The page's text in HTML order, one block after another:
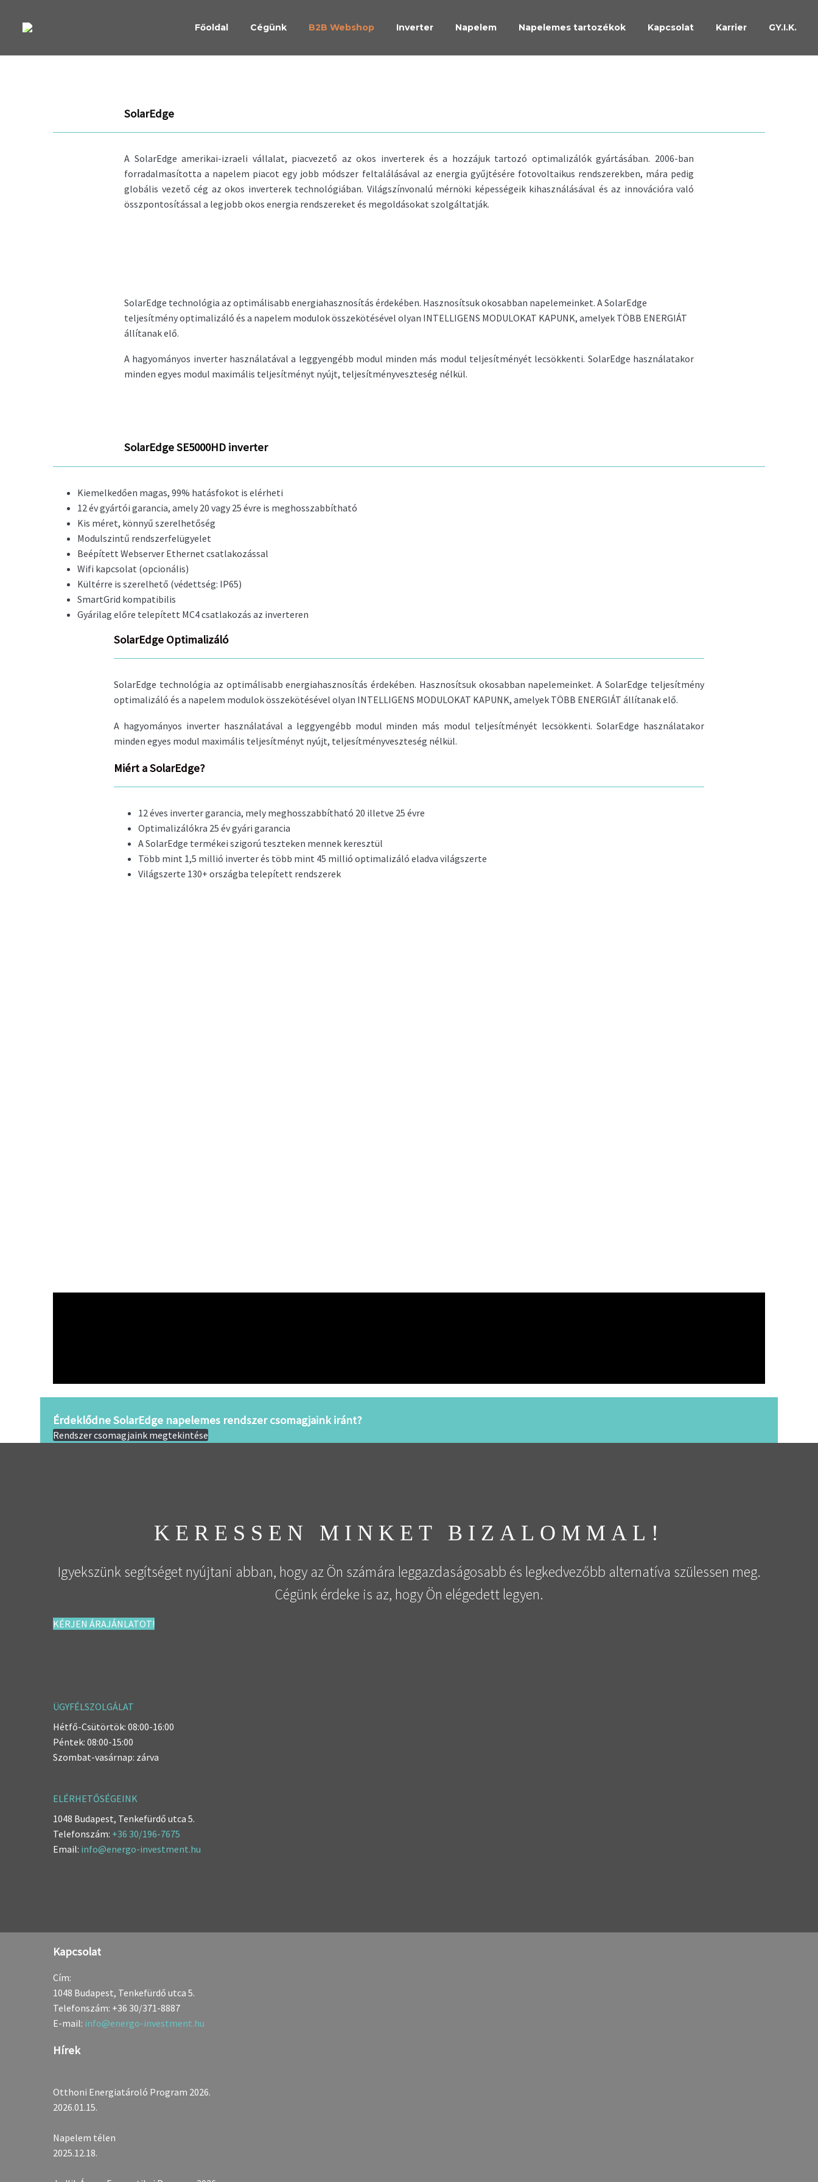
Főoldal Cégünk B2B Webshop Inverter Napelem Napelemes tartozékok Kapcsolat Karrier GY.I.K.
SolarEdge
A SolarEdge amerikai-izraeli vállalat, piacvezető az okos inverterek és a hozzájuk tartozó optimalizálók gyártásában. 2006-ban
forradalmasította a napelem piacot egy jobb módszer feltalálásával az energia gyűjtésére fotovoltaikus rendszerekben, mára pedig
globális vezető cég az okos inverterek technológiában. Világszínvonalú mérnöki képességeik kihasználásával és az innovációra való
összpontosítással a legjobb okos energia rendszereket és megoldásokat szolgáltatják.
SolarEdge technológia az optimálisabb energiahasznosítás érdekében. Hasznosítsuk okosabban napelemeinket. A SolarEdge
teljesítmény optimalizáló és a napelem modulok összekötésével olyan INTELLIGENS MODULOKAT KAPUNK, amelyek TÖBB ENERGIÁT
állítanak elő.
A hagyományos inverter használatával a leggyengébb modul minden más modul teljesítményét lecsökkenti. SolarEdge használatakor
minden egyes modul maximális teljesítményt nyújt, teljesítményveszteség nélkül.
SolarEdge SE5000HD inverter
Kiemelkedően magas, 99% hatásfokot is elérheti
12 év gyártói garancia, amely 20 vagy 25 évre is meghosszabbítható
Kis méret, könnyű szerelhetőség
Modulszintű rendszerfelügyelet
Beépített Webserver Ethernet csatlakozással
Wifi kapcsolat (opcionális)
Kültérre is szerelhető (védettség: IP65)
SmartGrid kompatibilis
Gyárilag előre telepített MC4 csatlakozás az inverteren
SolarEdge Optimalizáló
SolarEdge technológia az optimálisabb energiahasznosítás érdekében. Hasznosítsuk okosabban napelemeinket. A SolarEdge teljesítmény
optimalizáló és a napelem modulok összekötésével olyan INTELLIGENS MODULOKAT KAPUNK, amelyek TÖBB ENERGIÁT állítanak elő.
A hagyományos inverter használatával a leggyengébb modul minden más modul teljesítményét lecsökkenti. SolarEdge használatakor
minden egyes modul maximális teljesítményt nyújt, teljesítményveszteség nélkül.
Miért a SolarEdge?
12 éves inverter garancia, mely meghosszabbítható 20 illetve 25 évre
Optimalizálókra 25 év gyári garancia
A SolarEdge termékei szigorú teszteken mennek keresztül
Több mint 1,5 millió inverter és több mint 45 millió optimalizáló eladva világszerte
Világszerte 130+ országba telepített rendszerek
Érdeklődne SolarEdge napelemes rendszer csomagjaink iránt?
Rendszer csomagjaink megtekintése
KERESSEN MINKET BIZALOMMAL!
Igyekszünk segítséget nyújtani abban, hogy az Ön számára leggazdaságosabb és legkedvezőbb alternatíva szülessen meg.
Cégünk érdeke is az, hogy Ön elégedett legyen.
KÉRJEN ÁRAJÁNLATOT!
ÜGYFÉLSZOLGÁLAT
Hétfő-Csütörtök: 08:00-16:00
Péntek: 08:00-15:00
Szombat-vasárnap: zárva
ELÉRHETŐSÉGEINK
1048 Budapest, Tenkefürdő utca 5.
Telefonszám: +36 30/196-7675
Email: info@energo-investment.hu
Kapcsolat
Cím:
1048 Budapest, Tenkefürdő utca 5.
Telefonszám: +36 30/371-8887
E-mail: info@energo-investment.hu
Hírek
Otthoni Energiatároló Program 2026.
2026.01.15.
Napelem télen
2025.12.18.